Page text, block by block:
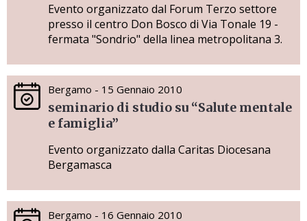
Evento organizzato dal Forum Terzo settore
presso il centro Don Bosco di Via Tonale 19 -
fermata "Sondrio" della linea metropolitana 3.
Bergamo - 15 Gennaio 2010
seminario di studio su “Salute mentale
e famiglia”
Evento organizzato dalla Caritas Diocesana
Bergamasca
Bergamo - 16 Gennaio 2010